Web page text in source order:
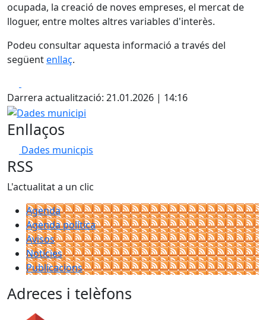
ocupada, la creació de noves empreses, el mercat de
lloguer, entre moltes altres variables d'interès.
Podeu consultar aquesta informació a través del
següentenllaç.
Darrera actualització: 21.01.2026 | 14:16
Dades municipi
Enllaços
Dades municpis
RSS
L'actualitat a un clic
Agenda
Agenda política
Avisos
Notícies
Publicacions
Adreces i telèfons